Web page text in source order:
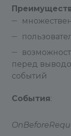
перед
событий
События: